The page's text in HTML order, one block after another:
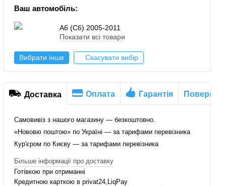
Ваш автомобіль:
A6 (C6) 2005-2011
Показати всі товари
Вибрати інше Скасувати вибір
Доставка Оплата Гарантія
Самовивіз з нашого магазину — безкоштовно.
«Нововю поштою» по Україні — за тарифами перевізника
Кур'єром по Києву — за тарифами перевізника
Більше інформації про доставку
Готівкою при отриманні
Кредитною карткою в privat24,LiqPay